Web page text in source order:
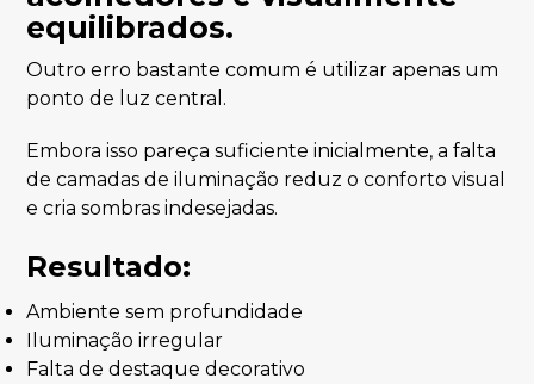
Outro erro bastante comum é utilizar apenas um
ponto de luz central.
Embora isso pareça suficiente inicialmente, a falta
de camadas de iluminação reduz o conforto visual
e cria sombras indesejadas.
Resultado:
Ambiente sem profundidade
Iluminação irregular
Falta de destaque decorativo